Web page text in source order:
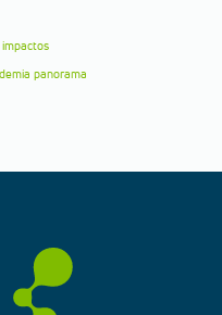
impactos
panorama